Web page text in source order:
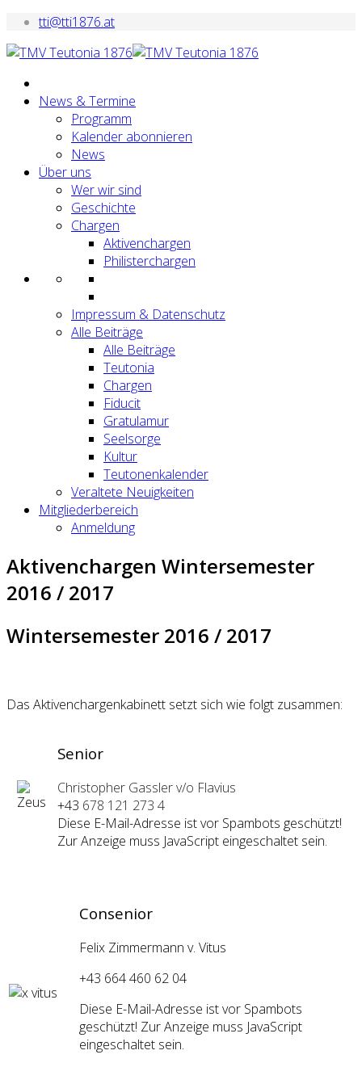
tti@tti1876.at
News & Termine
Programm
Kalender abonnieren
News
Über uns
Wer wir sind
Geschichte
Chargen
Aktivenchargen
Philisterchargen
Impressum & Datenschutz
Alle Beiträge
Alle Beiträge
Teutonia
Chargen
Fiducit
Gratulamur
Seelsorge
Kultur
Teutonenkalender
Veraltete Neuigkeiten
Mitgliederbereich
Anmeldung
Aktivenchargen Wintersemester
2016 / 2017
Wintersemester 2016 / 2017
Das Aktivenchargenkabinett setzt sich wie folgt zusammen:
Senior
Christopher Gassler v/o Flavius
+43 678 121 273 4
Diese E-Mail-Adresse ist vor Spambots geschützt!
Zur Anzeige muss JavaScript eingeschaltet sein.
Consenior
Felix Zimmermann v. Vitus
+43 664 460 62 04
Diese E-Mail-Adresse ist vor Spambots
geschützt! Zur Anzeige muss JavaScript
eingeschaltet sein.